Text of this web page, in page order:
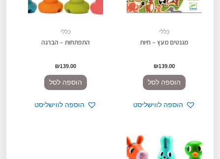
כללי
מגנטים מעץ – חיות
₪139.00
הוספה לסל
הוספה לווישליסט
כללי
התפתחות – הברגה
₪139.00
הוספה לסל
הוספה לווישליסט